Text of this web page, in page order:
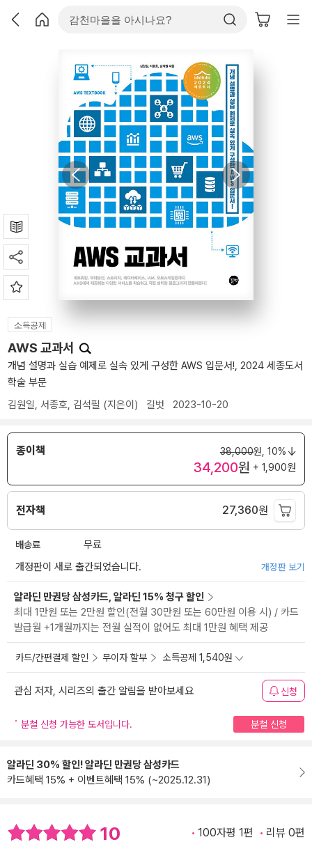
소득공제
AWS 교과서
개념 설명과 실습 예제로 실속 있게 구성한 AWS 입문서!, 2024 세종도서
학술 부문
김원일, 서종호, 김석필 (지은이) 길벗 2023-10-20
종이책 38,000원, 10%
34,200원 + 1,900원
전자책 27,360원
배송료
무료
개정판이 새로 출간되었습니다.
개정판 보기
알라딘 만권당 삼성카드, 알라딘 15% 청구 할인
최대 1만원 또는 2만원 할인(전월 30만원 또는 60만원 이용 시) / 카드
발급월 +1개월까지는 전월 실적이 없어도 최대 1만원 혜택 제공
카드/간편결제 할인 무이자 할부 소득공제 1,540원
관심 저자, 시리즈의 출간 알림을 받아보세요 신청
분철 신청 가능한 도서입니다. 분철 신청
알라딘 30% 할인! 알라딘 만권당 삼성카드
카드혜택 15% + 이벤트혜택 15% (~2025.12.31)
10 100자평 1편 리뷰 0편